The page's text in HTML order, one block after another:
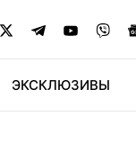
ЭКСКЛЮЗИВЫ